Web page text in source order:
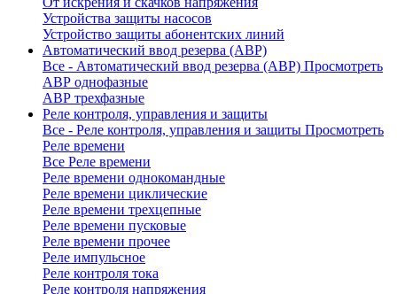
Устройства защиты насосов
Устройство защиты абонентских линий
Автоматический ввод резерва (АВР)
Все - Автоматический ввод резерва (АВР) Просмотреть
АВР однофазные
АВР трехфазные
Реле контроля, управления и защиты
Все - Реле контроля, управления и защиты Просмотреть
Реле времени
Все Реле времени
Реле времени однокомандные
Реле времени циклические
Реле времени трехцепные
Реле времени пусковые
Реле времени прочее
Реле импульсное
Реле контроля тока
Реле контроля напряжения